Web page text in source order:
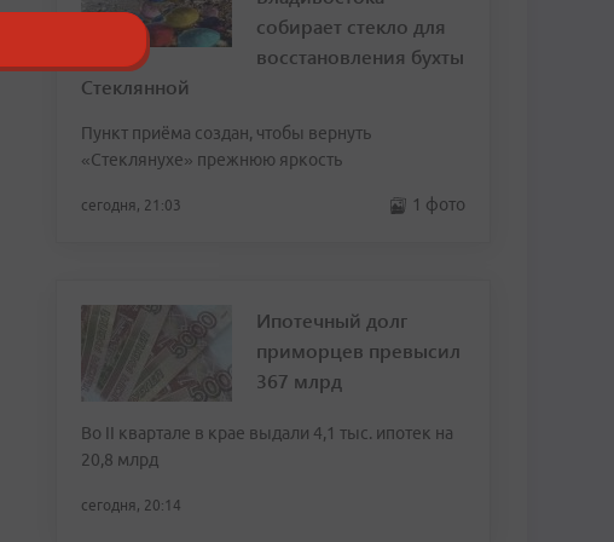
собирает стекло для
восстановления бухты
Стеклянной
Пункт приёма создан, чтобы вернуть
«Стеклянухе» прежнюю яркость
сегодня, 21:03 1 фото
Ипотечный долг
приморцев превысил
367 млрд
Во II квартале в крае выдали 4,1 тыс. ипотек на
20,8 млрд
сегодня, 20:14